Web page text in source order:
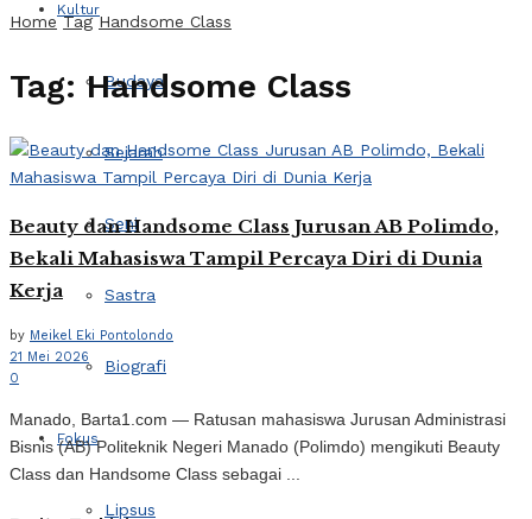
Kultur
Budaya
Sejarah
Seni
Sastra
Biografi
Fokus
Lipsus
Home Tag Handsome Class
Tag:Handsome Class
Beauty dan Handsome Class Jurusan AB Polimdo,
Bekali Mahasiswa Tampil Percaya Diri di Dunia
Kerja
by Meikel Eki Pontolondo
21 Mei 2026
0
Manado, Barta1.com — Ratusan mahasiswa Jurusan Administrasi
Bisnis (AB) Politeknik Negeri Manado (Polimdo) mengikuti Beauty
Class dan Handsome Class sebagai ...